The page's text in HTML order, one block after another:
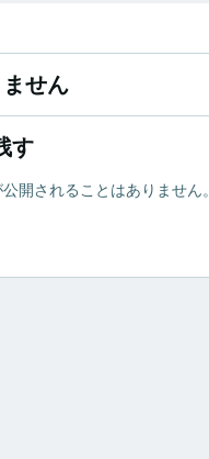
ビ
ー
せん
す
開されることはありません。